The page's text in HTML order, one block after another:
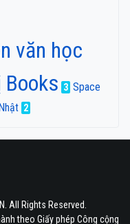
văn học
3 Space
2
All Rights Reserved.
theo Giấy phép Công cộng